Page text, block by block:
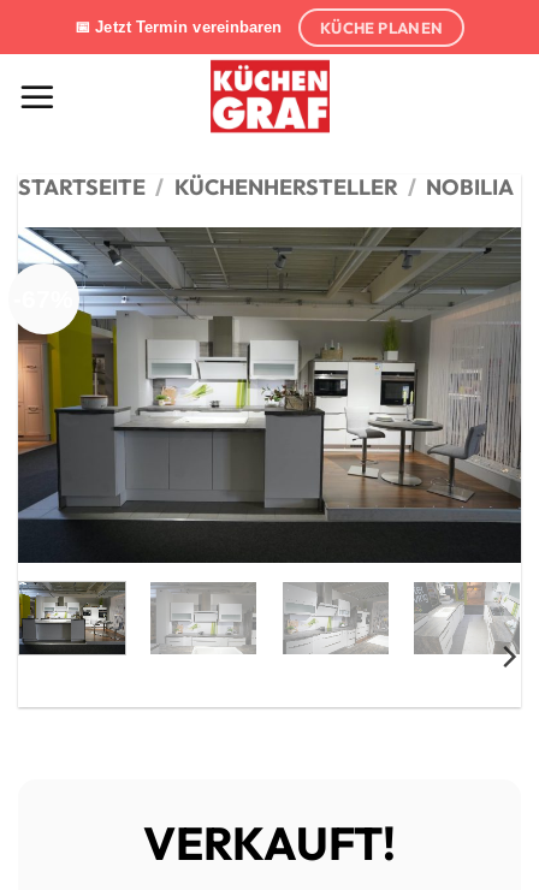
Inhalt
springen
📅 Jetzt Termin vereinbaren KÜCHE PLANEN
STARTSEITE / KÜCHENHERSTELLER / NOBILIA
VERKAUFT!